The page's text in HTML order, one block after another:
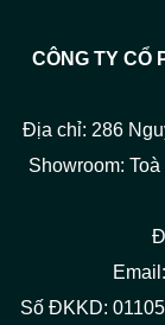
CÔNG TY CỔ
Địa chỉ: 286
Showroom:
Số ĐKKD: